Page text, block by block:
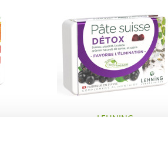
40
LEHNING